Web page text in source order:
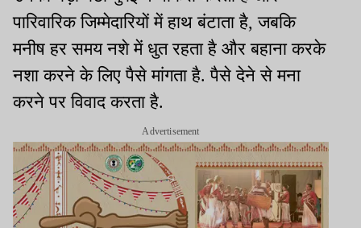
पारिवारिक जिम्मेदारियों में हाथ बंटाता है, जबकि
मनीष हर समय नशे में धुत रहता है और बहाना करके
नशा करने के लिए पैसे मांगता है. पैसे देने से मना
करने पर विवाद करता है.
Advertisement